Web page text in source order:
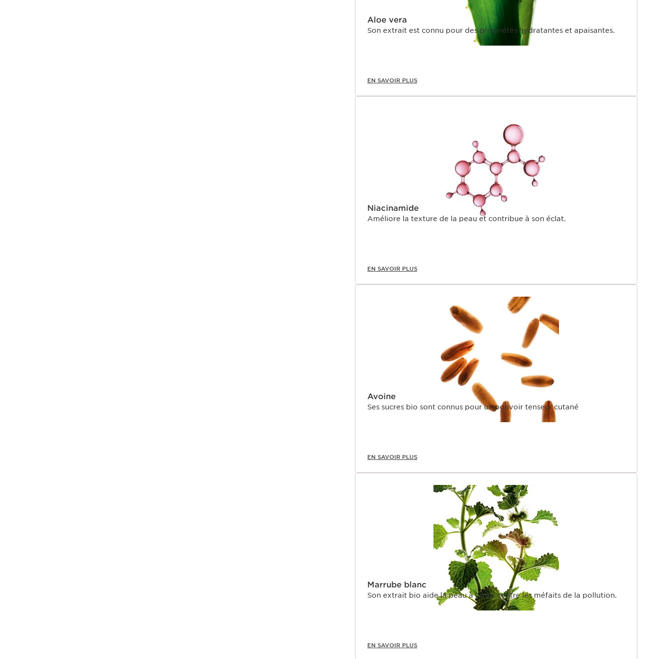
Aloe vera
Son extrait est connu pour des propriétés hydratantes et apaisantes.
EN SAVOIR PLUS
Niacinamide
Améliore la texture de la peau et contribue à son éclat.
EN SAVOIR PLUS
Avoine
Ses sucres bio sont connus pour un pouvoir tenseur cutané
EN SAVOIR PLUS
Marrube blanc
Son extrait bio aide la peau à lutter contre les méfaits de la pollution.
EN SAVOIR PLUS